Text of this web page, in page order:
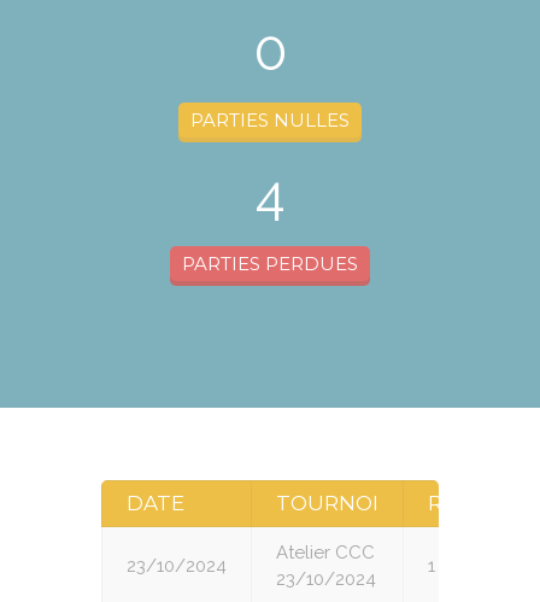
0
PARTIES NULLES
4
PARTIES PERDUES
DATE TOURNOI RONDE
23/10/2024
Atelier CCC
23/10/2024
1